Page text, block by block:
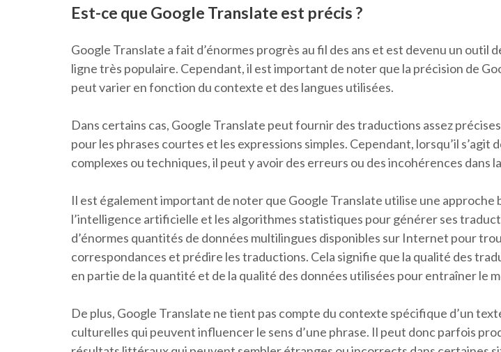
Est-ce que Google Translate est précis ?
Google Translate a fait d’énormes progrès au fil des ans et est devenu un outil
ligne très populaire. Cependant, il est important de noter que la précision de
peut varier en fonction du contexte et des langues utilisées.
Dans certains cas, Google Translate peut fournir des traductions assez
pour les phrases courtes et les expressions simples. Cependant, lorsqu’il s’agit
complexes ou techniques, il peut y avoir des erreurs ou des incohérences dans
Il est également important de noter que Google Translate utilise une approche
l’intelligence artificielle et les algorithmes statistiques pour générer ses
d’énormes quantités de données multilingues disponibles sur Internet pour
correspondances et prédire les traductions. Cela signifie que la qualité des
en partie de la quantité et de la qualité des données utilisées pour entraîner le
De plus, Google Translate ne tient pas compte du contexte spécifique d’un
culturelles qui peuvent influencer le sens d’une phrase. Il peut donc parfois